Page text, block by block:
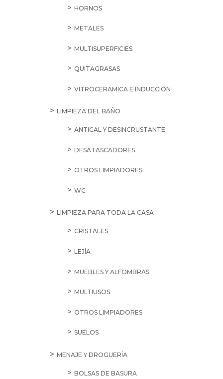
HORNOS
METALES
MULTISUPERFICIES
QUITAGRASAS
VITROCERÁMICA E INDUCCIÓN
LIMPIEZA DEL BAÑO
ANTICAL Y DESINCRUSTANTE
DESATASCADORES
OTROS LIMPIADORES
WC
LIMPIEZA PARA TODA LA CASA
CRISTALES
LEJÍA
MUEBLES Y ALFOMBRAS
MULTIUSOS
OTROS LIMPIADORES
SUELOS
MENAJE Y DROGUERÍA
BOLSAS DE BASURA